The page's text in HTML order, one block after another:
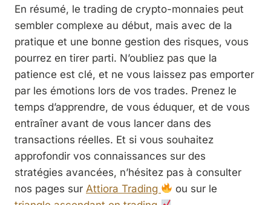
En résumé, le trading de crypto-monnaies peut
sembler complexe au début, mais avec de la
pratique et une bonne gestion des risques, vous
pourrez en tirer parti. N’oubliez pas que la
patience est clé, et ne vous laissez pas emporter
par les émotions lors de vos trades. Prenez le
temps d’apprendre, de vous éduquer, et de vous
entraîner avant de vous lancer dans des
transactions réelles. Et si vous souhaitez
approfondir vos connaissances sur des
stratégies avancées, n’hésitez pas à consulter
nos pages sur Attiora Trading
ou sur le